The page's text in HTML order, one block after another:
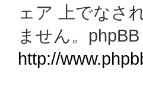
ェア 上でなさ
ません。
http://